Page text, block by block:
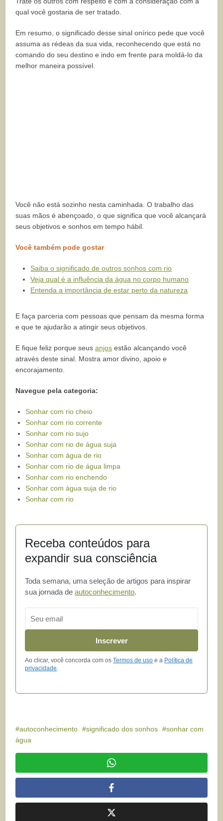
qual você gostaria de ser tratado.
Em resumo, o significado desse sinal onírico pede que você
assuma as rédeas da sua vida, reconhecendo que está no
comando do seu destino e indo em frente para moldá-lo da
melhor maneira possível.
Você não está sozinho nesta caminhada. O trabalho das
suas mãos é abençoado, o que significa que você alcançará
seus objetivos e sonhos em tempo hábil.
Você também pode gostar
Saiba o significado de outros sonhos com rio
Veja qual é a influência da água no corpo humano
Entenda a importância de estar perto da natureza
E faça parceria com pessoas que pensam da mesma forma
e que te ajudarão a atingir seus objetivos.
E fique feliz porque seusanjos estão alcançando você
através deste sinal. Mostra amor divino, apoio e
encorajamento.
Navegue pela categoria:
Sonhar com rio cheio
Sonhar com rio corrente
Sonhar com rio sujo
Sonhar com rio de água suja
Sonhar com água de rio
Sonhar com rio de água limpa
Sonhar com rio enchendo
Sonhar com água suja de rio
Sonhar com rio
Receba conteúdos para
expandir sua consciência
Toda semana, uma seleção de artigos para inspirar
sua jornada deautoconhecimento.
Inscrever
Ao clicar, você concorda com osTermos de uso e a Política de
privacidade.
autoconhecimento significado dos sonhos
sonhar com
água